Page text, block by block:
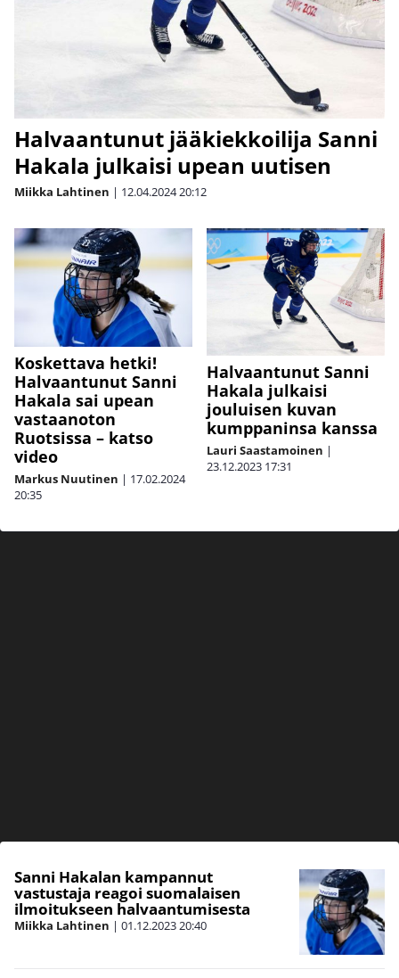
Halvaantunut jääkiekkoilija Sanni
Hakala julkaisi upean uutisen
Miikka Lahtinen | 12.04.2024 20:12
Koskettava hetki!
Halvaantunut Sanni
Hakala sai upean
vastaanoton
Ruotsissa – katso
video
Markus Nuutinen | 17.02.2024
20:35
Halvaantunut Sanni
Hakala julkaisi
jouluisen kuvan
kumppaninsa kanssa
Lauri Saastamoinen |
23.12.2023 17:31
Sanni Hakalan kampannut
vastustaja reagoi suomalaisen
ilmoitukseen halvaantumisesta
Miikka Lahtinen | 01.12.202320:40